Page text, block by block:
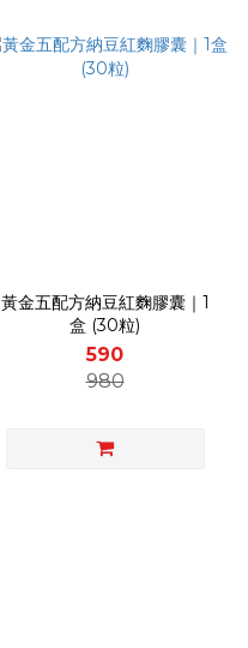
黃金五配方納豆紅麴膠囊｜1
盒 (30粒)
590
980